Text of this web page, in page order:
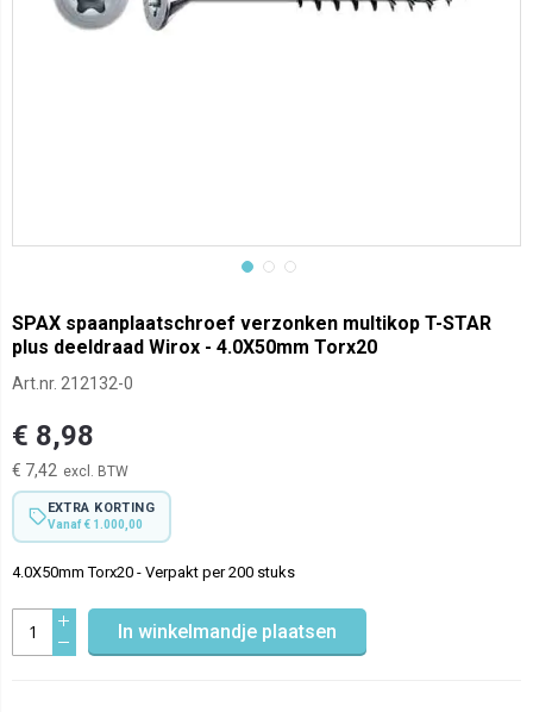
SPAX spaanplaatschroef verzonken multikop T-STAR
plus deeldraad Wirox - 4.0X50mm Torx20
Art.nr. 212132-0
€ 8,98
€ 7,42
EXTRA KORTING
Vanaf € 1.000,00
4.0X50mm Torx20 - Verpakt per 200 stuks
In winkelmandje plaatsen